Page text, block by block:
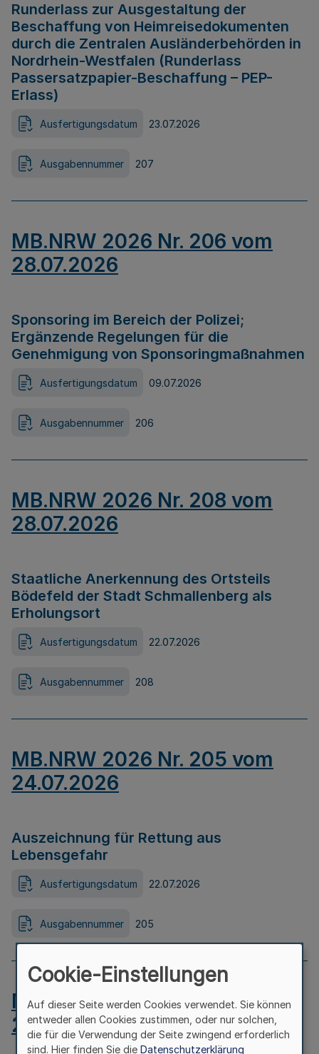
Runderlass zur Ausgestaltung der
Beschaffung von Heimreisedokumenten
durch die Zentralen Ausländerbehörden in
Nordrhein-Westfalen (Runderlass
Passersatzpapier-Beschaffung – PEP-
Erlass)
Ausfertigungsdatum 23.07.2026
Ausgabennummer 207
MB.NRW 2026 Nr. 206 vom
28.07.2026
Sponsoring im Bereich der Polizei;
Ergänzende Regelungen für die
Genehmigung von Sponsoringmaßnahmen
Ausfertigungsdatum 09.07.2026
Ausgabennummer 206
MB.NRW 2026 Nr. 208 vom
28.07.2026
Staatliche Anerkennung des Ortsteils
Bödefeld der Stadt Schmallenberg als
Erholungsort
Ausfertigungsdatum 22.07.2026
Ausgabennummer 208
MB.NRW 2026 Nr. 205 vom
24.07.2026
Auszeichnung für Rettung aus
Lebensgefahr
Ausfertigungsdatum 22.07.2026
Ausgabennummer 205
MB.NRW 2026 Nr. 204 vom
24.07.2026
Cookie-Einstellungen
Auf dieser Seite werden Cookies verwendet. Sie können
entweder allen Cookies zustimmen, oder nur solchen,
die für die Verwendung der Seite zwingend erforderlich
sind. Hier finden Sie die Datenschutzerklärung